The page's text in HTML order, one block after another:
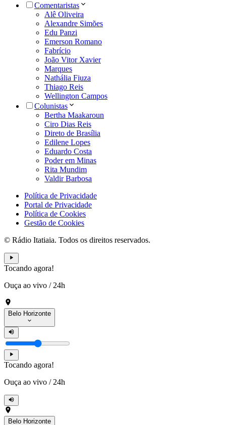
Comentaristas
Alê Oliveira
Alexandre Simões
Edu Panzi
Emerson Romano
Fabrício
João Vitor Xavier
Marques
Nathália Fiuza
Thiago Reis
Wellington Campos
Colunistas
Bertha Maakaroun
Ciro Dias Reis
Direto de Brasília
Edilene Lopes
Eduardo Costa
Poder em Minas
Rita Mundim
Valdir Barbosa
Política de Privacidade
Portal de Privacidade
Política de Cookies
Gestão de Cookies
© Rádio Itatiaia. Todos os direitos reservados.
Tocando agora!
Ouça ao vivo / 24h
Belo Horizonte
Tocando agora!
Ouça ao vivo / 24h
Belo Horizonte